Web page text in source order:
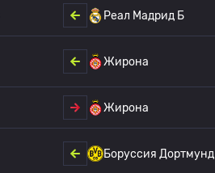
Реал Мадрид Б
Жирона
Жирона
Боруссия Дортмунд